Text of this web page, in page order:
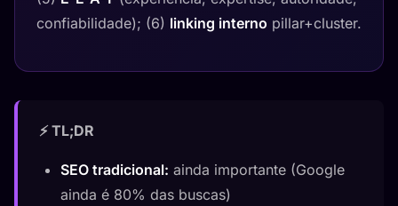
confiabilidade); (6) linking interno pillar+cluster.
⚡ TL;DR
SEO tradicional: ainda importante (Google
ainda é 80% das buscas)